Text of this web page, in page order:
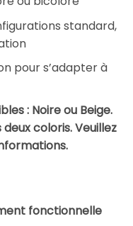
standard,
pour s’adapter à
: Noire ou Beige.
coloris. Veuillez
fonctionnelle